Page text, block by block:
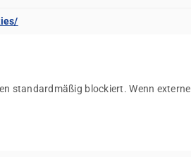
standardmäßig blockiert. Wenn